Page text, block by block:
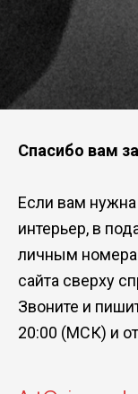
Спасибо вам
Если вам
интерьер, в
личным
сайта сверху
Звоните и
20:00 (МСК) и